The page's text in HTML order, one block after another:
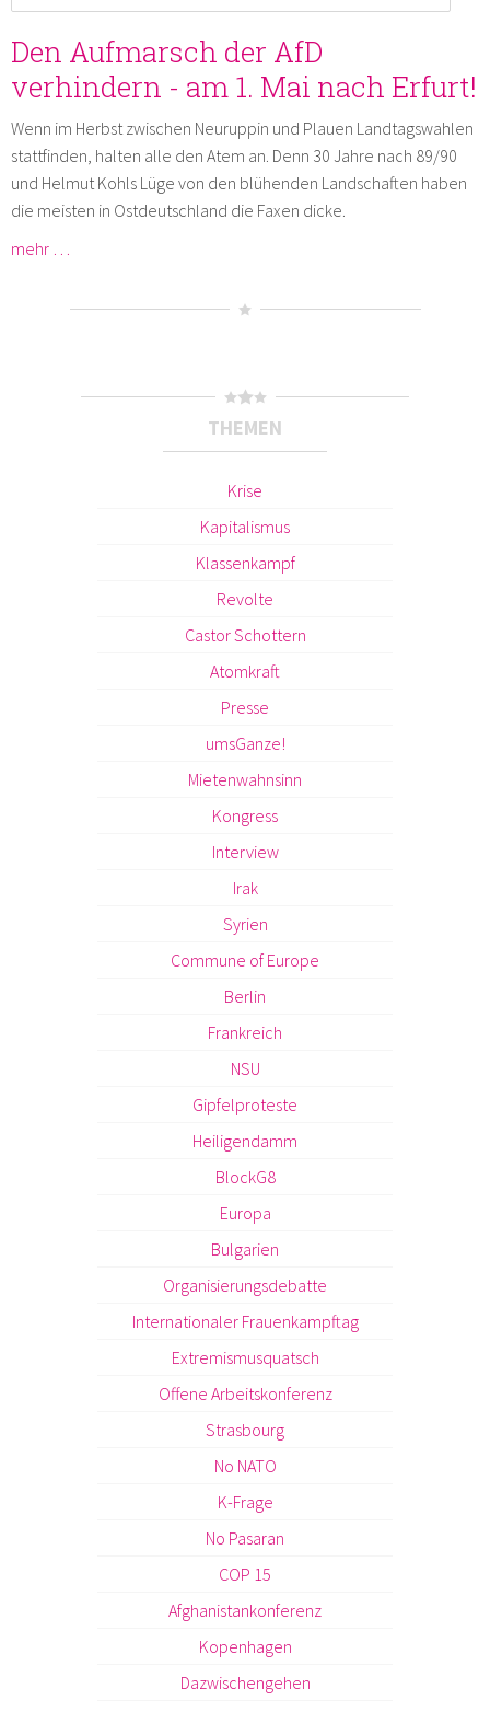
Den Aufmarsch der AfD
verhindern - am 1. Mai nach Erfurt!
Wenn im Herbst zwischen Neuruppin und Plauen Landtagswahlen
stattfinden, halten alle den Atem an. Denn 30 Jahre nach 89/90
und Helmut Kohls Lüge von den blühenden Landschaften haben
die meisten in Ostdeutschland die Faxen dicke.
mehr …
THEMEN
Krise
Kapitalismus
Klassenkampf
Revolte
Castor Schottern
Atomkraft
Presse
umsGanze!
Mietenwahnsinn
Kongress
Interview
Irak
Syrien
Commune of Europe
Berlin
Frankreich
NSU
Gipfelproteste
Heiligendamm
BlockG8
Europa
Bulgarien
Organisierungsdebatte
Internationaler Frauenkampftag
Extremismusquatsch
Offene Arbeitskonferenz
Strasbourg
No NATO
K-Frage
No Pasaran
COP 15
Afghanistankonferenz
Kopenhagen
Dazwischengehen